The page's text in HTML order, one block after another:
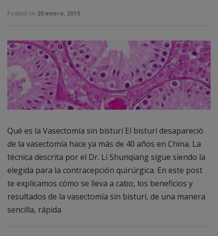
Posted on 20 enero, 2015
Qué es la Vasectomía sin bisturí El bisturí desapareció
de la vasectomía hace ya más de 40 años en China. La
técnica descrita por el Dr. Li Shunqiang sigue siendo la
elegida para la contracepción quirúrgica. En este post
te explicamos cómo se lleva a cabo, los beneficios y
resultados de la vasectomía sin bisturí, de una manera
sencilla, rápida